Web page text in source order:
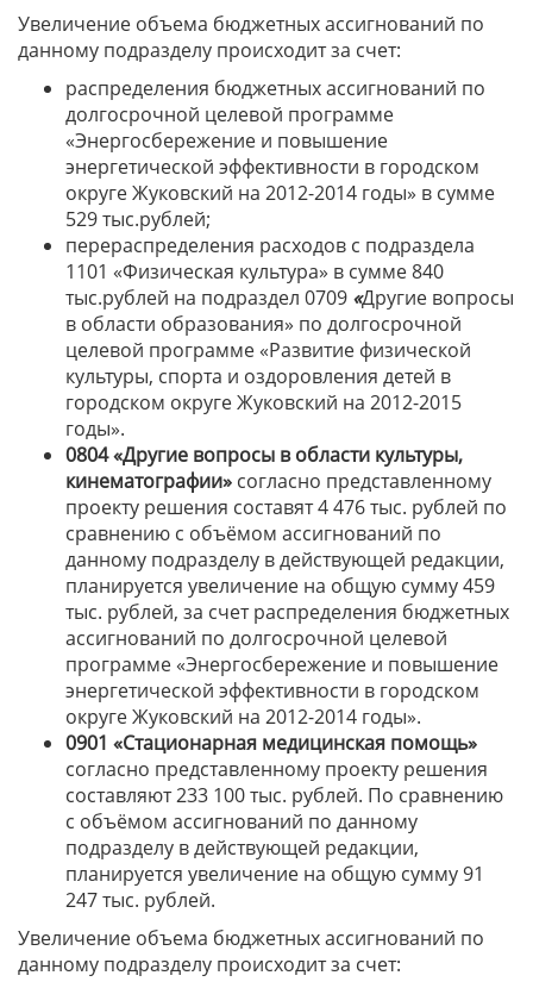
Увеличение объема бюджетных ассигнований по
данному подразделу происходит за счет:
распределения бюджетных ассигнований по
долгосрочной целевой программе
«Энергосбережение и повышение
энергетической эффективности в городском
округе Жуковский на 2012-2014 годы» в сумме
529 тыс.рублей;
перераспределения расходов с подраздела
1101 «Физическая культура» в сумме 840
тыс.рублей на подраздел 0709 «Другие вопросы
в области образования» по долгосрочной
целевой программе «Развитие физической
культуры, спорта и оздоровления детей в
городском округе Жуковский на 2012-2015
годы».
0804 «Другие вопросы в области культуры,
кинематографии» согласно представленному
проекту решения составят 4 476 тыс. рублей по
сравнению с объёмом ассигнований по
данному подразделу в действующей редакции,
планируется увеличение на общую сумму 459
тыс. рублей, за счет распределения бюджетных
ассигнований по долгосрочной целевой
программе «Энергосбережение и повышение
энергетической эффективности в городском
округе Жуковский на 2012-2014 годы».
0901 «Стационарная медицинская помощь»
согласно представленному проекту решения
составляют 233 100 тыс. рублей. По сравнению
с объёмом ассигнований по данному
подразделу в действующей редакции,
планируется увеличение на общую сумму 91
247 тыс. рублей.
Увеличение объема бюджетных ассигнований по
данному подразделу происходит за счет: